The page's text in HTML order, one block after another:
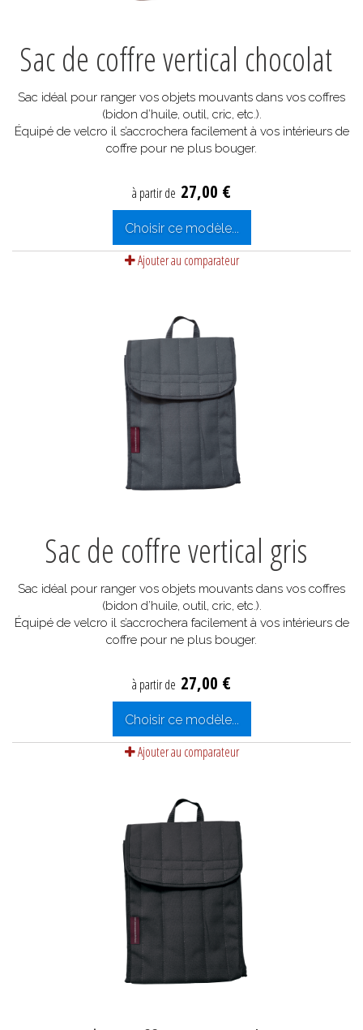
Sac de coffre vertical chocolat
Sac idéal pour ranger vos objets mouvants dans vos coffres
(bidon d’huile, outil, cric, etc.).
Équipé de velcro il s’accrochera facilement à vos intérieurs de
coffre pour ne plus bouger.
à partir de 27,00 €
Choisir ce modèle...
Ajouter au comparateur
Sac de coffre vertical gris
Sac idéal pour ranger vos objets mouvants dans vos coffres
(bidon d’huile, outil, cric, etc.).
Équipé de velcro il s’accrochera facilement à vos intérieurs de
coffre pour ne plus bouger.
à partir de 27,00 €
Choisir ce modèle...
Ajouter au comparateur